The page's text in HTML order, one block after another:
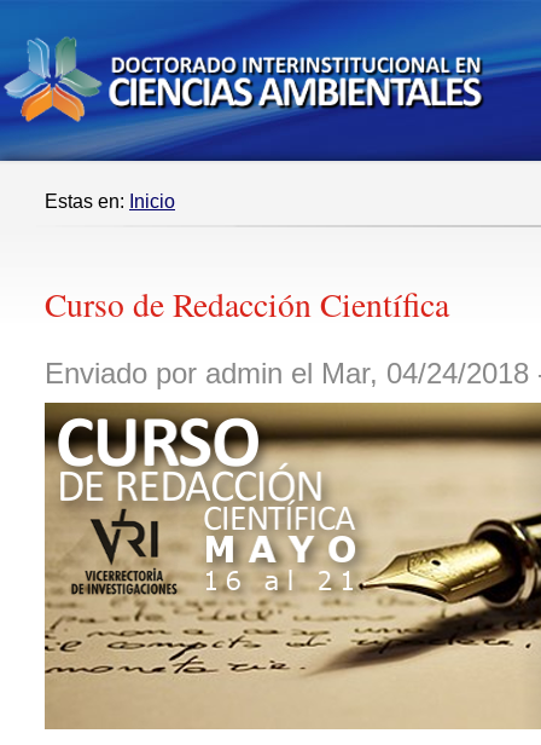
Estas en: Inicio
Curso de Redacción Científica
Enviado por admin el Mar, 04/24/2018